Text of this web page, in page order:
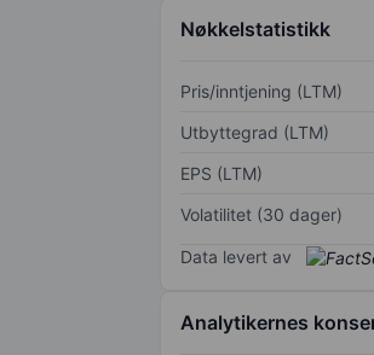
Nøkkelstatistikk
Pris/inntjening (LTM)
Utbyttegrad (LTM)
EPS (LTM)
Volatilitet (30 dager)
Data levert av
Analytikernes